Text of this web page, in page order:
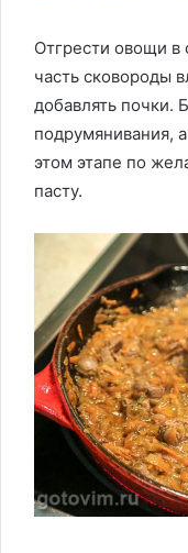
Отгрести овощи в
часть сковороды
добавлять почки.
подрумянивания,
этом этапе по
пасту.